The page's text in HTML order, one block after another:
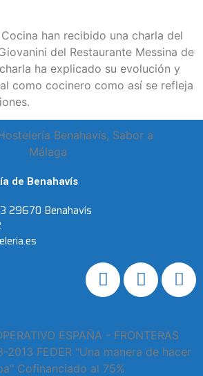
han recibido una charla del
del Restaurante Messina de
ha explicado su evolución y
como cocinero como así se refleja
de Benahavís
29670 Benahavís